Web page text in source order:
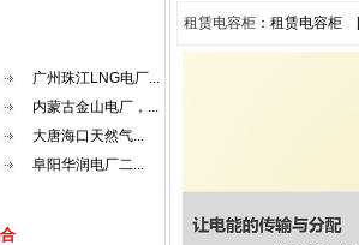
广州珠江LNG电厂...
内蒙古金山电厂，...
大唐海口天然气...
阜阳华润电厂二...
租赁电容柜 ：租赁电容